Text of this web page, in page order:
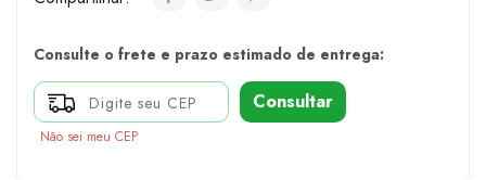
Consulte o frete e prazo estimado de entrega:
Consultar
Não sei meu CEP